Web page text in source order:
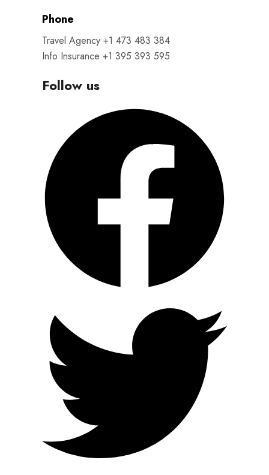
Phone
Travel Agency +1 473 483 384
Info Insurance +1 395 393 595
Follow us